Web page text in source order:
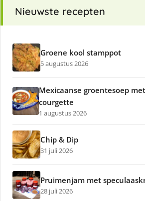
Nieuwste recepten
Groene kool stamppot
5 augustus 2026
Mexicaanse groentesoep
courgette
1 augustus 2026
Chip & Dip
31 juli 2026
Pruimenjam met
28 juli 2026